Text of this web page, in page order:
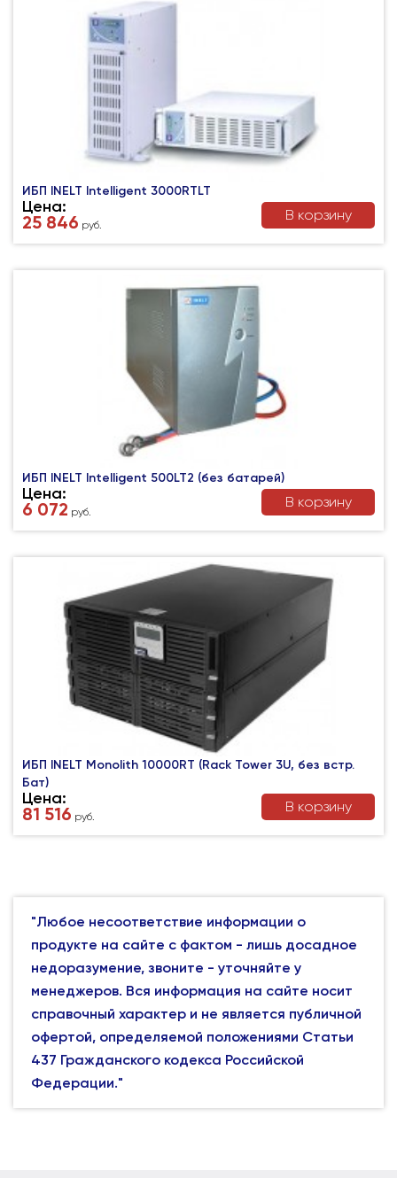
ИБП INELT Intelligent 3000RТLT
Цена:
25 846 руб.
В корзину
ИБП INELT Intelligent 500LT2 (без батарей)
Цена:
6 072 руб.
В корзину
ИБП INELT Monolith 10000RT (Rack Tower 3U, без встр.
Бат)
Цена:
81 516 руб.
В корзину
"Любое несоответствие информации о
продукте на сайте с фактом - лишь досадное
недоразумение, звоните - уточняйте у
менеджеров. Вся информация на сайте носит
справочный характер и не является публичной
офертой, определяемой положениями Статьи
437 Гражданского кодекса Российской
Федерации."